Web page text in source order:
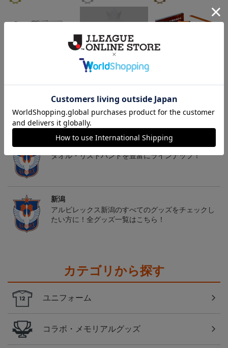
26傘型サンシェード
30周年記念アルビくんぬ
アルビレックス新潟 法人
テルニイガタ ―受け継が
れる想い―（Blu-ray）
トピックス
タオル・リストバンドを豊富にラインナップ！
新潟
アルビレックス新潟のすべてのグッズをチェックし
たい方に！全グッズ一覧はこちら！
カテゴリから探す
ユニフォーム
コラボ・メモリアルグッズ